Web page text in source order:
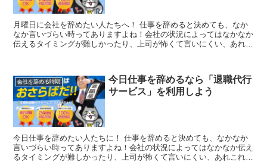
月曜日に会社を辞めたい人たちへ！ 仕事を辞めると決めても、なか
なか言いづらい時ってありますよね！会社の状況によってはなかなか
伝えるタイミングが難しかったり、上司が怖くて言いにくい、あれこ
会社を辞める時期
今日仕事を辞めるなら「退職代行
サービス」を利用しよう
今日仕事を辞めたい人たちに！ 仕事を辞めると決めても、なかなか
言いづらい時ってありますよね！会社の状況によってはなかなか伝え
るタイミングが難しかったり、上司が怖くて言いにくい、あれこれ考